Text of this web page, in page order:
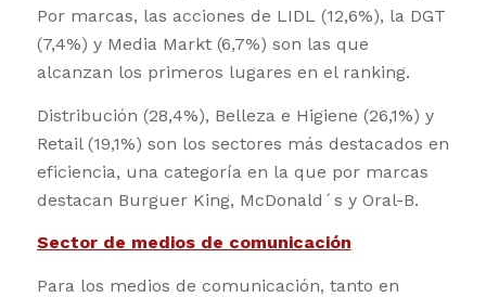
Por marcas, las acciones de LIDL (12,6%), la DGT
(7,4%) y Media Markt (6,7%) son las que
alcanzan los primeros lugares en el ranking.
Distribución (28,4%), Belleza e Higiene (26,1%) y
Retail (19,1%) son los sectores más destacados en
eficiencia, una categoría en la que por marcas
destacan Burguer King, McDonald´s y Oral-B.
Sector de medios de comunicación
Para los medios de comunicación, tanto en